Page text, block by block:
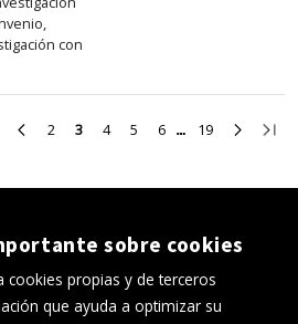
con
Ir
página
2Ir
página
3 4Ir
página
5
página
6Ir
página
19Ir
página
Ir
página
Ir
sobre cookies
cookies propias y de terceros
que ayuda a optimizar su